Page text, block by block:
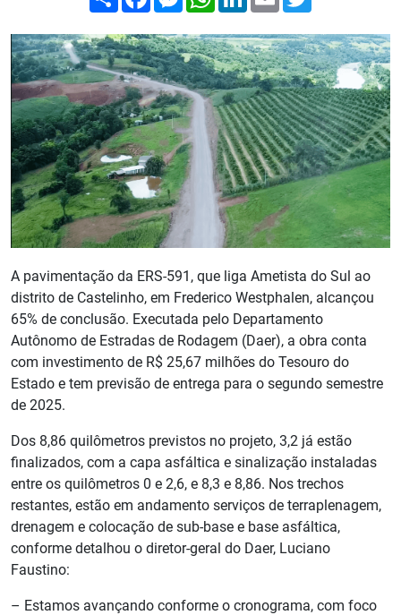
A pavimentação da ERS-591, que liga Ametista do Sul ao
distrito de Castelinho, em Frederico Westphalen, alcançou
65% de conclusão. Executada pelo Departamento
Autônomo de Estradas de Rodagem (Daer), a obra conta
com investimento de R$ 25,67 milhões do Tesouro do
Estado e tem previsão de entrega para o segundo semestre
de 2025.
Dos 8,86 quilômetros previstos no projeto, 3,2 já estão
finalizados, com a capa asfáltica e sinalização instaladas
entre os quilômetros 0 e 2,6, e 8,3 e 8,86. Nos trechos
restantes, estão em andamento serviços de terraplenagem,
drenagem e colocação de sub-base e base asfáltica,
conforme detalhou o diretor-geral do Daer, Luciano
Faustino:
– Estamos avançando conforme o cronograma, com foco